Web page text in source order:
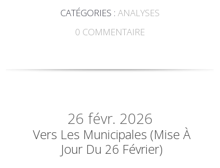
CATÉGORIES : ANALYSES
0 COMMENTAIRE
26 févr. 2026
Vers Les Municipales (mise À
Jour Du 26 Février)